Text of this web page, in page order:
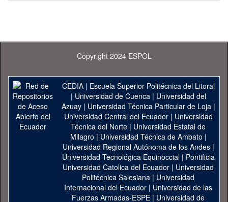
Copyright 2024 ESPOL
CEDIA| Escuela Superior Politécnica del Litoral
| Universidad de Cuenca| Universidad del
Azuay| Universidad Técnica Particular de Loja|
Universidad Central del Ecuador| Universidad
Técnica del Norte | Universidad Estatal de
Milagro | Universidad Técnica de Ambato |
Universidad Regional Autónoma de los Andes|
Universidad Tecnológica Equinoccial| Pontificia
Universidad Catolica del Ecuador | Universidad
Politécnica Salesiana | Universidad
Internacional del Ecuador | Universidad de las
Fuerzas Armadas-ESPE | Universidad de